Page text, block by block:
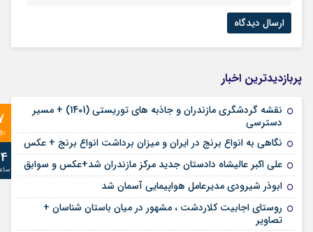
پربازدیدترین اخبار
نقشه گردشگری مازندران و جاذبه های توریستی (1401) + مسیر
دسترسی
نگاهی به انواع برنج در ایران و میزان برداشت انواع برنج + عکس
علی‌ اکبر عالیشاه دادستان جدید مرکز مازندران شد+عکس و سوابق
ابوذر شیرودی مدیرعامل هواپیمایی آسمان شد
روستای اجابیت کلاردشت ، مشهور در میان باستان شناسان +
تصاویر